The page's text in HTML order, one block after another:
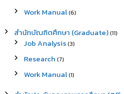
Work Manual(6)
สำนักบัณฑิตศึกษา (Graduate)(11)
Job Analysis(3)
Research (7)
Work Manual(1)